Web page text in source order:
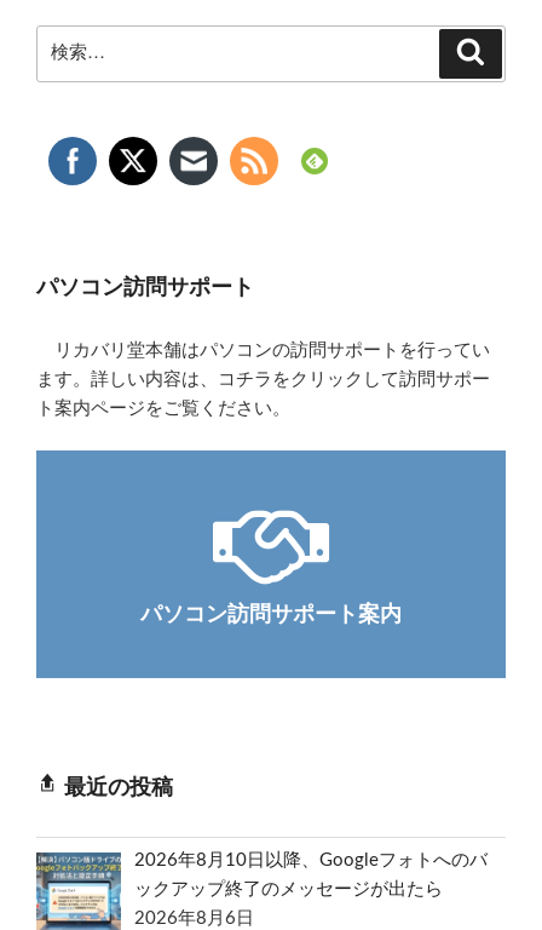
索:
パソコン訪問サポート
リカバリ堂本舗はパソコンの訪問サポートを行ってい
ます。詳しい内容は、コチラをクリックして訪問サポー
ト案内ページをご覧ください。
パソコン訪問サポート案内
最近の投稿
2026年8月10日以降、Googleフォトへのバ
ックアップ終了のメッセージが出たら
2026年8月6日